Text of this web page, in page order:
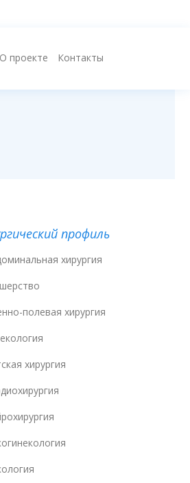
О проекте Контакты
профиль
хирургия
полевая хирургия
хирургия